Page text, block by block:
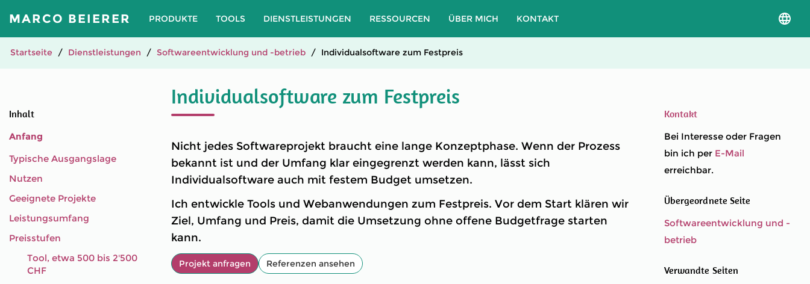
MARCO BEIERER PRODUKTE TOOLS DIENSTLEISTUNGEN RESSOURCEN ÜBER MICH KONTAKT
Startseite Dienstleistungen Softwareentwicklung und -betrieb Individualsoftware zum Festpreis
Inhalt
Anfang
Typische Ausgangslage
Nutzen
Geeignete Projekte
Leistungsumfang
Preisstufen
Tool, etwa 500 bis 2'500
CHF
Individualsoftware zum Festpreis
Nicht jedes Softwareprojekt braucht eine lange Konzeptphase. Wenn der Prozess
bekannt ist und der Umfang klar eingegrenzt werden kann, lässt sich
Individualsoftware auch mit festem Budget umsetzen.
Ich entwickle Tools und Webanwendungen zum Festpreis. Vor dem Start klären wir
Ziel, Umfang und Preis, damit die Umsetzung ohne offene Budgetfrage starten
kann.
Projekt anfragen Referenzen ansehen
Kontakt
Bei Interesse oder Fragen
bin ich per E-Mail
erreichbar.
Übergeordnete Seite
Softwareentwicklung und -
betrieb
Verwandte Seiten